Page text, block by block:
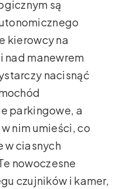
są
kierowcy na
nad manewrem
nacisnąć
parkingowe, a
nim umieści, co
w ciasnych
nowoczesne
czujników i kamer,